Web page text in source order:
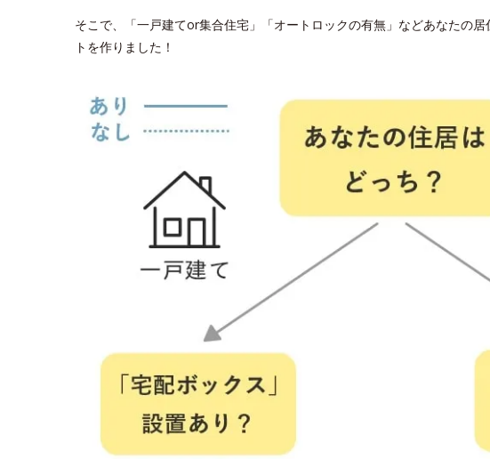
そこで、「一戸建てor集合住宅」「オートロックの有無」などあなたの
トを作りました！